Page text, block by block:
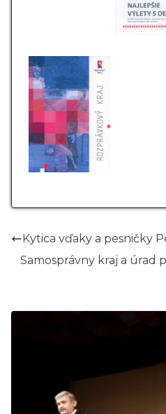
Kytica vďaky a pesničky
Samosprávny kraj a úrad